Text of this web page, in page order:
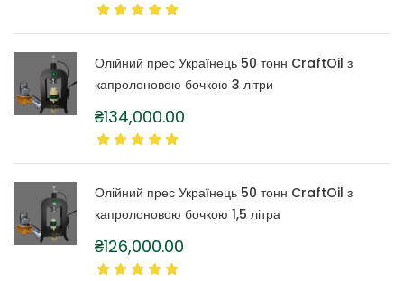
Олійний прес Українець 50 тонн CraftOil з
капролоновою бочкою 3 літри
₴134,000.00
Олійний прес Українець 50 тонн CraftOil з
капролоновою бочкою 1,5 літра
₴126,000.00